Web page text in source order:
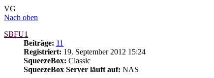
VG
Nach oben
SBFU1
Beiträge: 11
Registriert: 19. September 2012 15:24
SqueezeBox: Classic
SqueezeBox Server läuft auf: NAS